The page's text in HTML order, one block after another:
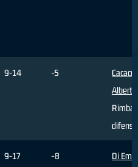
9-14 -5
Cacace
Alberto
9-17 -8
Di